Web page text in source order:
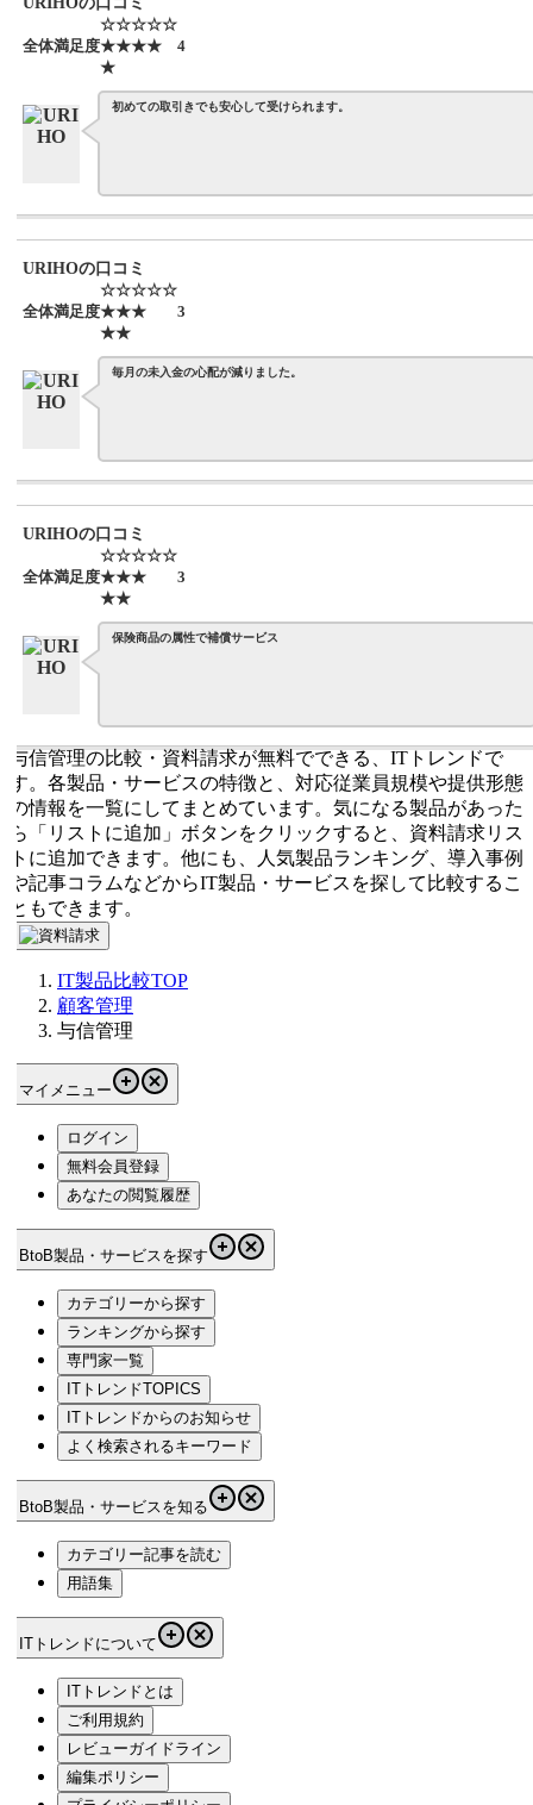
全体満足度
☆☆☆☆☆
★★★★
4
初めての取引きでも安心して受けられます。
URIHOの口コミ
全体満足度
☆☆☆☆☆
★★★
★★
毎月の未入金の心配が減りました。
URIHOの口コミ
全体満足度
☆☆☆☆☆
★★★
★★
保険商品の属性で補償サービス
信管理の比較・資料請求が無料でできる、ITトレンドで
。各製品・サービスの特徴と、対応従業員規模や提供形態
情報を一覧にしてまとめています。気になる製品があった
「リストに追加」ボタンをクリックすると、資料請求リス
に追加できます。他にも、人気製品ランキング、導入事例
記事コラムなどからIT製品・サービスを探して比較するこ
もできます。
IT製品比較TOP
顧客管理
与信管理
マイメニュー
ログイン
無料会員登録
あなたの閲覧履歴
BtoB製品・サービスを探す
カテゴリーから探す
ランキングから探す
専門家一覧
ITトレンドTOPICS
ITトレンドからのお知らせ
よく検索されるキーワード
BtoB製品・サービスを知る
カテゴリー記事を読む
用語集
ITトレンドについて
ITトレンドとは
ご利用規約
レビューガイドライン
編集ポリシー